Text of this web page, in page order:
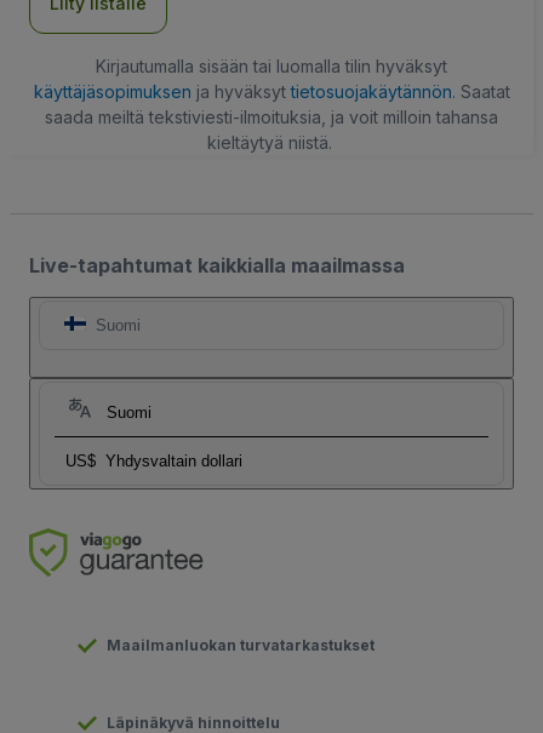
Kirjautumalla sisään tai luomalla tilin hyväksyt
käyttäjäsopimuksen ja hyväksyttietosuojakäytännön. Saatat
saada meiltä tekstiviesti-ilmoituksia, ja voit milloin tahansa
kieltäytyä niistä.
Live-tapahtumat kaikkialla maailmassa
Suomi
Suomi
US$ Yhdysvaltain dollari
Maailmanluokan turvatarkastukset
Läpinäkyvä hinnoittelu